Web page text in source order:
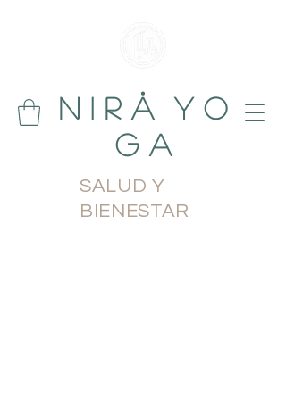
N i r å Y o
g a
SALUD Y
BIENESTAR